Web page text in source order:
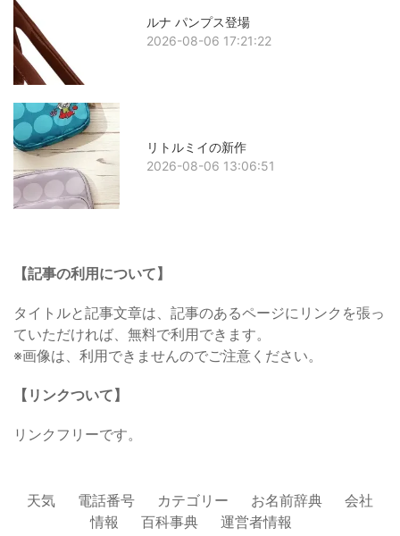
ルナ パンプス登場
2026-08-06 17:21:22
リトルミイの新作
2026-08-06 13:06:51
【記事の利用について】
タイトルと記事文章は、記事のあるページにリンクを張っ
ていただければ、無料で利用できます。
※画像は、利用できませんのでご注意ください。
【リンクついて】
リンクフリーです。
天気 電話番号 カテゴリー お名前辞典
会社
情報
百科事典 運営者情報